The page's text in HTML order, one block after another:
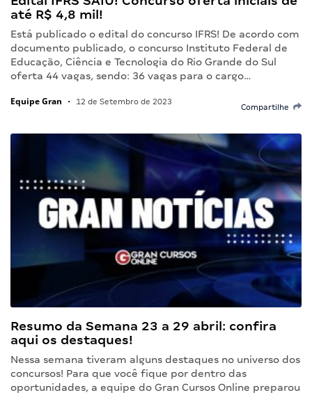
até R$ 4,8 mil!
Está publicado o edital do concurso IFRS! De acordo com
documento publicado, o concurso Instituto Federal de
Educação, Ciência e Tecnologia do Rio Grande do Sul
oferta 44 vagas, sendo: 36 vagas para o cargo…
Equipe Gran • 12 de Setembro de 2023
Compartilhe
Resumo da Semana 23 a 29 abril: confira
aqui os destaques!
Nessa semana tiveram alguns destaques no universo dos
concursos! Para que você fique por dentro das
oportunidades, a equipe do Gran Cursos Online preparou